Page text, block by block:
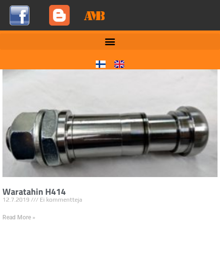
Waratahin H414
12.7.2019 Ei kommentteja
Read More »